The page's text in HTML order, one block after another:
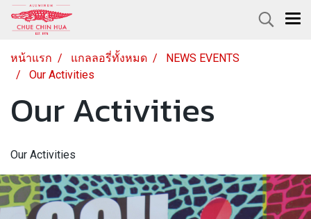
หน้าแรก แกลลอรี่ทั้งหมด
NEWS EVENTS
Our Activities
Our Activities
Our Activities